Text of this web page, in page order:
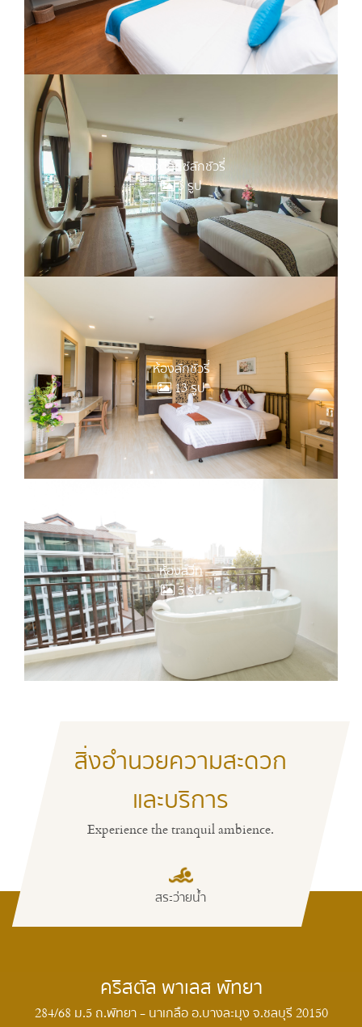
ห้องดีลักซ์ลักชัวรี่
3 รูป
ห้องลักชัวรี่
13 รูป
ห้องสวีท
5 รูป
สิ่งอำนวยความสะดวก
และบริการ
Experience the tranquil ambience.
สระว่ายน้ำ
ห้องอาหาร
คริสตัล พาเลส พัทยา
284/68 ม.5 ถ.พัทยา - นาเกลือ อ.บางละมุง จ.ชลบุรี 20150